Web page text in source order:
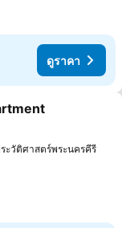
ดูราคา
รโปรด
ะวัติศาสตร์พระนครคีรี